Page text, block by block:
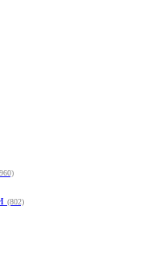
(802)